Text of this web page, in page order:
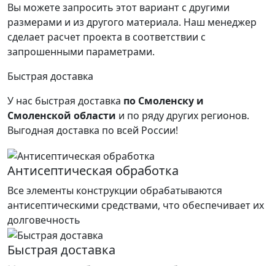
Вы можете запросить этот вариант с другими
размерами и из другого материала. Наш менеджер
сделает расчет проекта в соответствии с
запрошенными параметрами.
Быстрая доставка
У нас быстрая доставка по Смоленску и
Смоленской области и по ряду других регионов.
Выгодная доставка по всей России!
Антисептическая обработка
Все элементы конструкции обрабатываются
антисептическими средствами, что обеспечивает их
долговечность
Быстрая доставка